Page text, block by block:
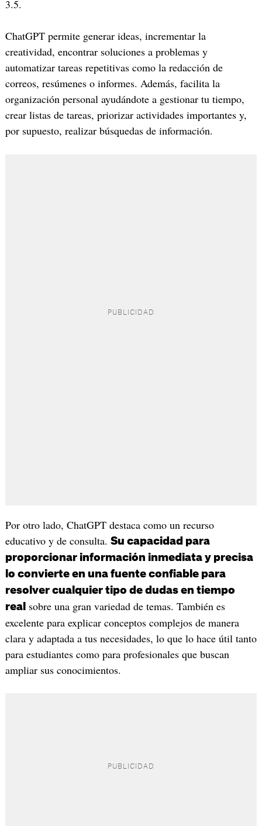
3.5.
ChatGPT permite generar ideas, incrementar la
creatividad, encontrar soluciones a problemas y
automatizar tareas repetitivas como la redacción de
correos, resúmenes o informes. Además, facilita la
organización personal ayudándote a gestionar tu tiempo,
crear listas de tareas, priorizar actividades importantes y,
por supuesto, realizar búsquedas de información.
Por otro lado, ChatGPT destaca como un recurso
educativo y de consulta. Su capacidad para
proporcionar información inmediata y precisa
lo convierte en una fuente confiable para
resolver cualquier tipo de dudas en tiempo
real sobre una gran variedad de temas. También es
excelente para explicar conceptos complejos de manera
clara y adaptada a tus necesidades, lo que lo hace útil tanto
para estudiantes como para profesionales que buscan
ampliar sus conocimientos.